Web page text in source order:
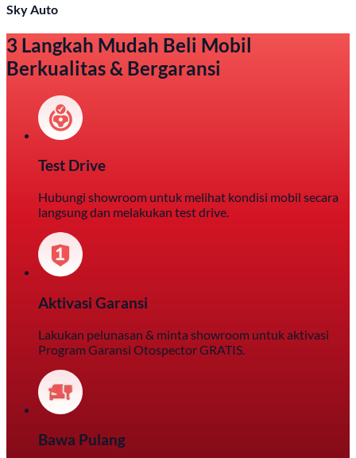
Sky Auto
3 Langkah Mudah Beli Mobil
Berkualitas & Bergaransi
Test Drive
Hubungi showroom untuk melihat kondisi mobil secara
langsung dan melakukan test drive.
Aktivasi Garansi
Lakukan pelunasan & minta showroom untuk aktivasi
Program Garansi Otospector GRATIS.
Bawa Pulang